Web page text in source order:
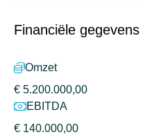
Financiële gegevens
Omzet
€ 5.200.000,00
EBITDA
€ 140.000,00